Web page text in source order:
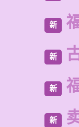
新
新
新
新